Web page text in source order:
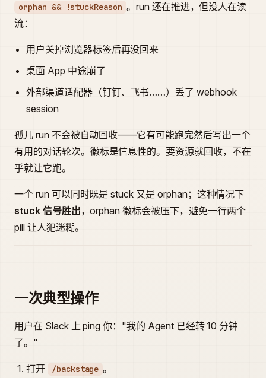
orphan && !stuckReason 。run 还在推进，但没人在读
流：
用户关掉浏览器标签后再没回来
桌面 App 中途崩了
外部渠道适配器（钉钉、飞书……）丢了 webhook
session
孤儿 run 不会被自动回收——它有可能跑完然后写出一个
有用的对话轮次。徽标是信息性的。要资源就回收，不在
乎就让它跑。
一个 run 可以同时既是 stuck 又是 orphan；这种情况下
stuck 信号胜出，orphan 徽标会被压下，避免一行两个
pill 让人犯迷糊。
一次典型操作
用户在 Slack 上 ping 你："我的 Agent 已经转 10 分钟
了。"
打开 /backstage 。